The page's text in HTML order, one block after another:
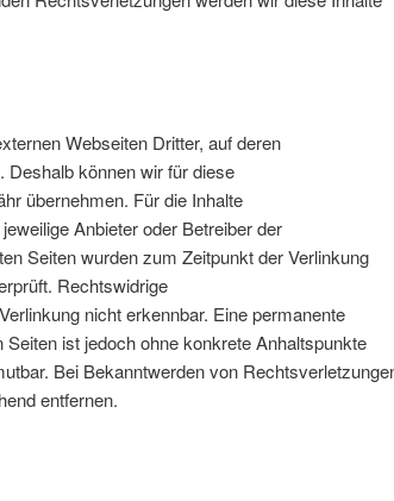
Webseiten Dritter, auf deren
Deshalb können wir für diese
übernehmen. Für die Inhalte
Anbieter oder Betreiber der
Seiten wurden zum Zeitpunkt der Verlinkung
Rechtswidrige
nicht erkennbar. Eine permanente
ist jedoch ohne konkrete Anhaltspunkte
Bei Bekanntwerden von
entfernen.